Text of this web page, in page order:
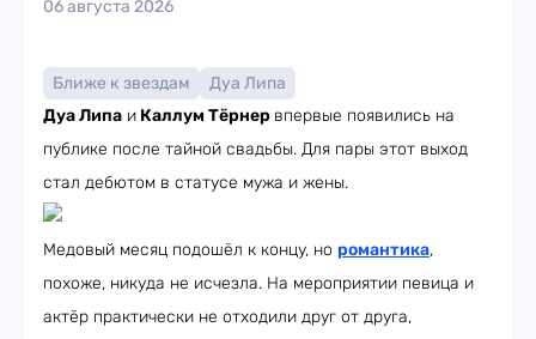
06 августа 2026
Ближе к звездам
Дуа Липа
Дуа Липа и Каллум Тёрнер впервые появились на
публике после тайной свадьбы. Для пары этот выход
стал дебютом в статусе мужа и жены.
Медовый месяц подошёл к концу, но романтика,
похоже, никуда не исчезла. На мероприятии певица и
актёр практически не отходили друг от друга,